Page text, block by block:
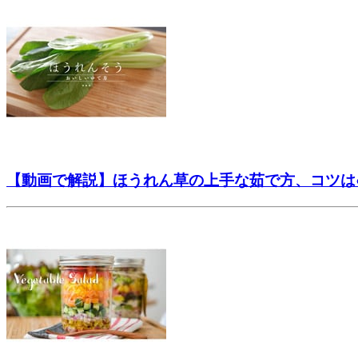
【動画で解説】ほうれん草の上手な茹で方、コツ